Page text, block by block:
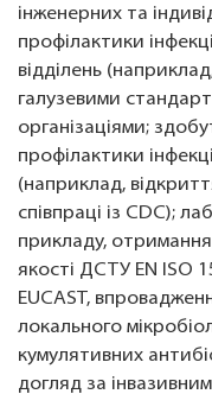
інженерних та
профілактики
відділень (наприклад,
галузевими
організаціями;
профілактики
(наприклад,
співпраці із CDC);
прикладу,
якості ДСТУ EN ISO
EUCAST,
локального
кумулятивних
догляд за